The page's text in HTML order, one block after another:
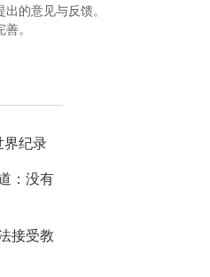
的意见与反馈。
。
界纪录
：没有
接受教